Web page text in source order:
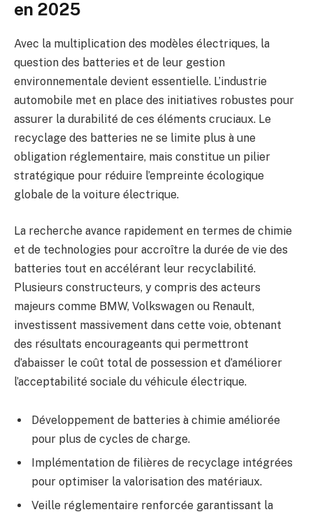
en 2025
Avec la multiplication des modèles électriques, la
question des batteries et de leur gestion
environnementale devient essentielle. L’industrie
automobile met en place des initiatives robustes pour
assurer la durabilité de ces éléments cruciaux. Le
recyclage des batteries ne se limite plus à une
obligation réglementaire, mais constitue un pilier
stratégique pour réduire l’empreinte écologique
globale de la voiture électrique.
La recherche avance rapidement en termes de chimie
et de technologies pour accroître la durée de vie des
batteries tout en accélérant leur recyclabilité.
Plusieurs constructeurs, y compris des acteurs
majeurs comme BMW, Volkswagen ou Renault,
investissent massivement dans cette voie, obtenant
des résultats encourageants qui permettront
d’abaisser le coût total de possession et d’améliorer
l’acceptabilité sociale du véhicule électrique.
Développement de batteries à chimie améliorée
pour plus de cycles de charge.
Implémentation de filières de recyclage intégrées
pour optimiser la valorisation des matériaux.
Veille réglementaire renforcée garantissant la